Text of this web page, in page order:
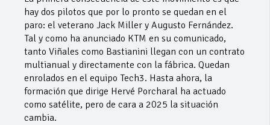
hay dos pilotos que por lo pronto se quedan en el
paro: el veterano Jack Miller y Augusto Fernández.
Tal y como ha anunciado KTM en su comunicado,
tanto Viñales como Bastianini llegan con un contrato
multianual y directamente con la fábrica. Quedan
enrolados en el equipo Tech3. Hasta ahora, la
formación que dirige Hervé Porcharal ha actuado
como satélite, pero de cara a 2025 la situación
cambia.